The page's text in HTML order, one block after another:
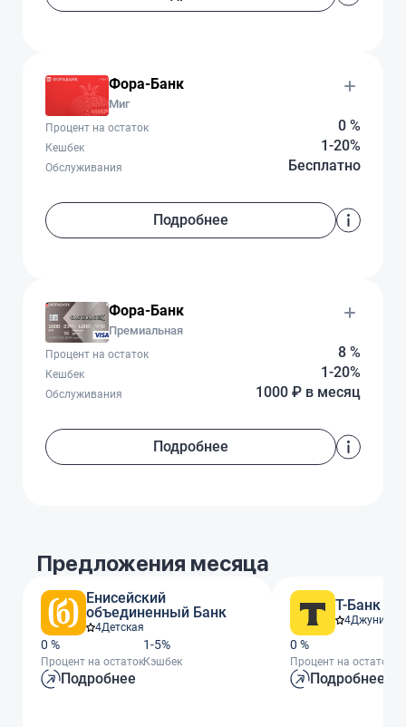
Фора-Банк
Миг
0 %
Процент на остаток
1-20%
Кешбек
Бесплатно
Обслуживания
Подробнее
Фора-Банк
Премиальная
8 %
Процент на остаток
1-20%
Кешбек
1000 ₽ в месяц
Обслуживания
Подробнее
Предложения месяца
Енисейский
объединенный Банк
4Детская
0 %
Процент на остаток
1-5%
Кэшбек
Подробнее
Т-Банк
4Джуниор
0 %
Процент на остаток
Подробнее